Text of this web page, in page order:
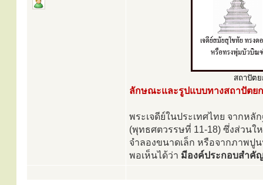
สถาปัตย
ลักษณะและรูปแบบทางสถาปัตย
พระเจดีย์ในประเทศไทย จากห
(พุทธศตวรรษที่ 11-18) ซึ่งส่วน
จำลองขนาดเล็ก หรือจากภาพปู
พอเห็นได้ว่า มีองค์ประกอบสำคั